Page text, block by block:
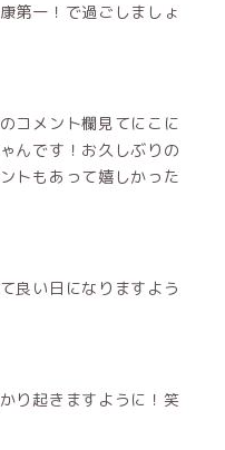
第一！で過ごしましょ
コメント欄見てにこに
んです！お久しぶりの
トもあって嬉しかった
良い日になりますよう
り起きますように！笑